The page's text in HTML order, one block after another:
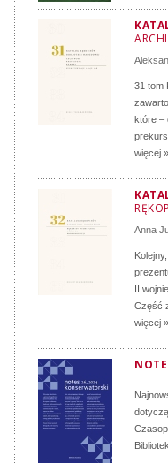
31 tom
które –
więcej »
Anna
II
Część
więcej »